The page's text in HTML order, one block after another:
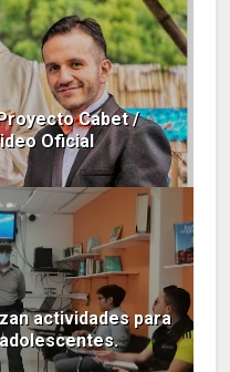
Cabet /
Oficial
actividades para